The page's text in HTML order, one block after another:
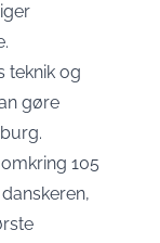
teknik og
gøre
105